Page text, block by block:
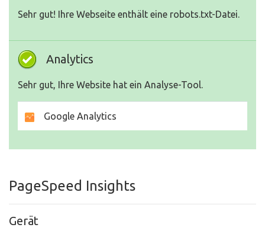
Sehr gut! Ihre Webseite enthält eine robots.txt-Datei.
Analytics
Sehr gut, Ihre Website hat ein Analyse-Tool.
Google Analytics
PageSpeed Insights
Gerät